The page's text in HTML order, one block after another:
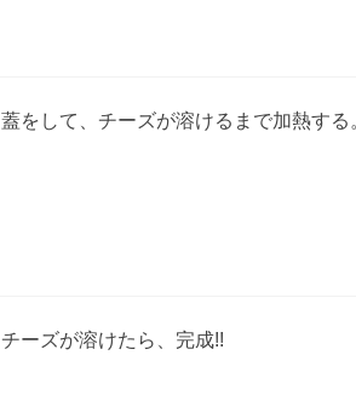
蓋をして、チーズが溶けるまで加熱する
チーズが溶けたら、完成!!